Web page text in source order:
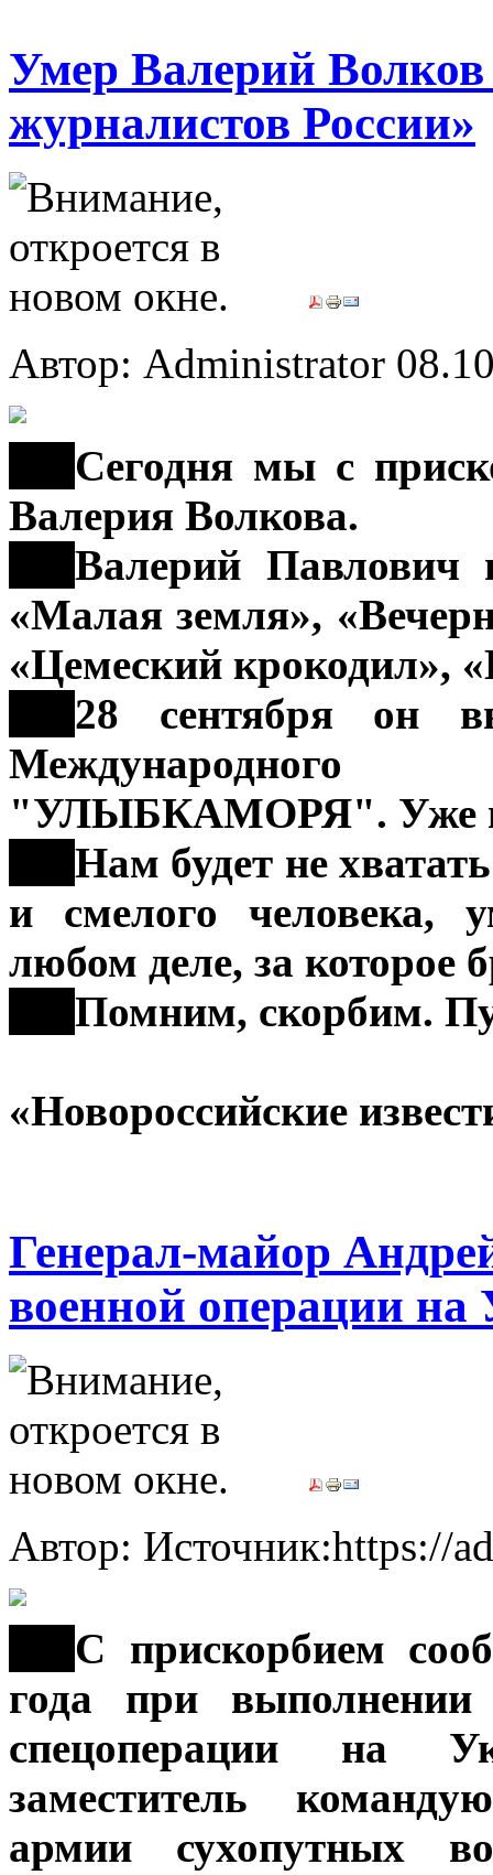
Умер Валерий
журналистов России»
Автор: Administrator
Сегодня мы с
Валерия Волкова.
Валерий Павлович
«Малая земля»,
«Цемеский крокодил»,
28 сентября он
Международного
"УЛЫБКАМОРЯ". Уже
Нам будет не
и смелого человека,
любом деле, за которое
Помним, скорбим.
«Новороссийские
Генерал-майор
военной операции на
Автор: Источник:https://
С прискорбием
года при
спецоперации на
заместитель
армии сухопутных